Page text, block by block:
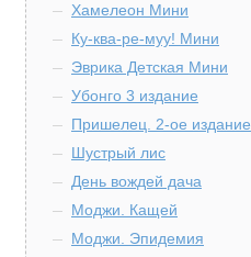
Хамелеон Мини
Ку-ква-ре-муу! Мини
Эврика Детская Мини
Убонго 3 издание
Пришелец. 2-ое издание
Шустрый лис
День вождей дача
Моджи. Кащей
Моджи. Эпидемия